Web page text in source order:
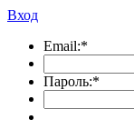
Вход
Email:*
Пароль:*